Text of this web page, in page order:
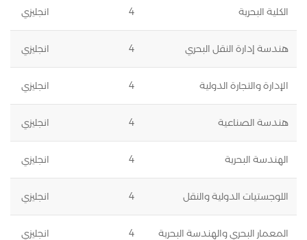
الكلية البحرية 4 انجليزي
هندسة إدارة النقل البحري 4 انجليزي
الإدارة والتجارة الدولية 4 انجليزي
هندسة الصناعية 4 انجليزي
الهندسة البحرية 4 انجليزي
اللوجستيات الدولية والنقل 4 انجليزي
المعمار البحري والهندسة البحرية 4 انجليزي